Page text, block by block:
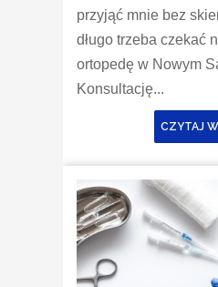
przyjąć mnie bez
długo trzeba czekać
ortopedę w Nowym
Konsultację...
CZYTAJ